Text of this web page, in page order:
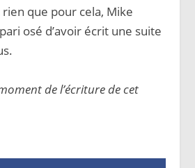
que pour cela, Mike
osé d’avoir écrit une suite
de l’écriture de cet